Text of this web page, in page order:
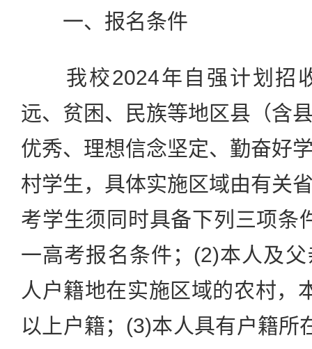
一、报名条件
我校2024年自强计划招
远、贫困、民族等地区县（含
优秀、理想信念坚定、勤奋好
村学生，具体实施区域由有关
考学生须同时具备下列三项条
一高考报名条件；(2)本人及
人户籍地在实施区域的农村，
以上户籍；(3)本人具有户籍所